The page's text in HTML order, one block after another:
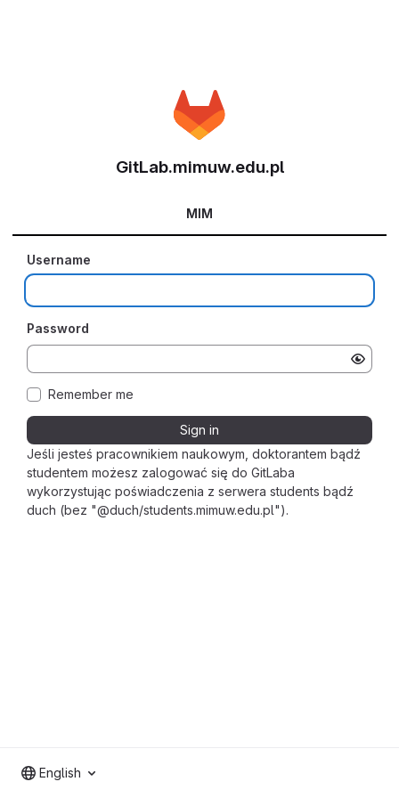
Jeśli jesteś pracownikiem naukowym, doktorantem bądź
studentem możesz zalogować się do GitLaba
wykorzystując poświadczenia z serwera students bądź
duch (bez "@duch/students.mimuw.edu.pl").
GitLab.mimuw.edu.pl
MIM
Username
Password
Remember me
Sign in
English